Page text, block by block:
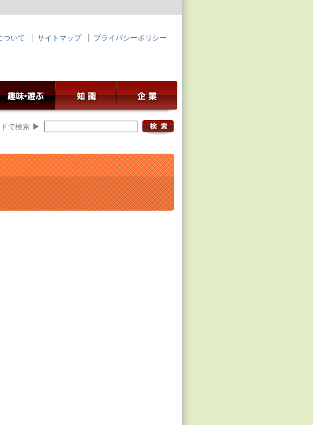
ついて サイトマップ プライバシーポリシー
で検索